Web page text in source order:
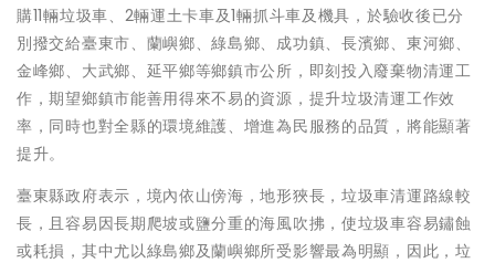
購11輛垃圾車、2輛運土卡車及1輛抓斗車及機具，於驗收後已分
別撥交給臺東市、蘭嶼鄉、綠島鄉、成功鎮、長濱鄉、東河鄉、
金峰鄉、大武鄉、延平鄉等鄉鎮市公所，即刻投入廢棄物清運工
作，期望鄉鎮市能善用得來不易的資源，提升垃圾清運工作效
率，同時也對全縣的環境維護、增進為民服務的品質，將能顯著
提升。
臺東縣政府表示，境內依山傍海，地形狹長，垃圾車清運路線較
長，且容易因長期爬坡或鹽分重的海風吹拂，使垃圾車容易鏽蝕
或耗損，其中尤以綠島鄉及蘭嶼鄉所受影響最為明顯，因此，垃